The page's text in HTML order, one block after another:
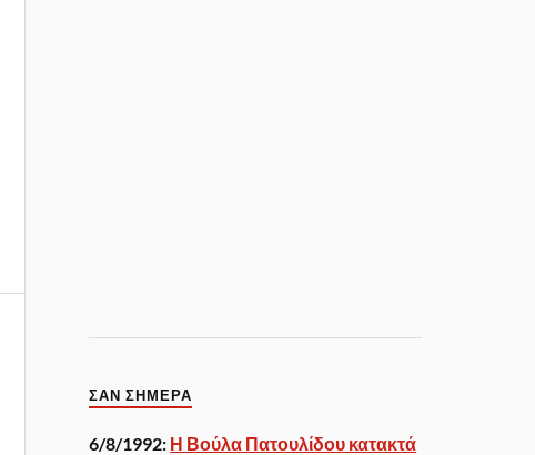
ΣΑΝ ΣΉΜΕΡΑ
6/8/1992: Η Βούλα Πατουλίδου κατακτά